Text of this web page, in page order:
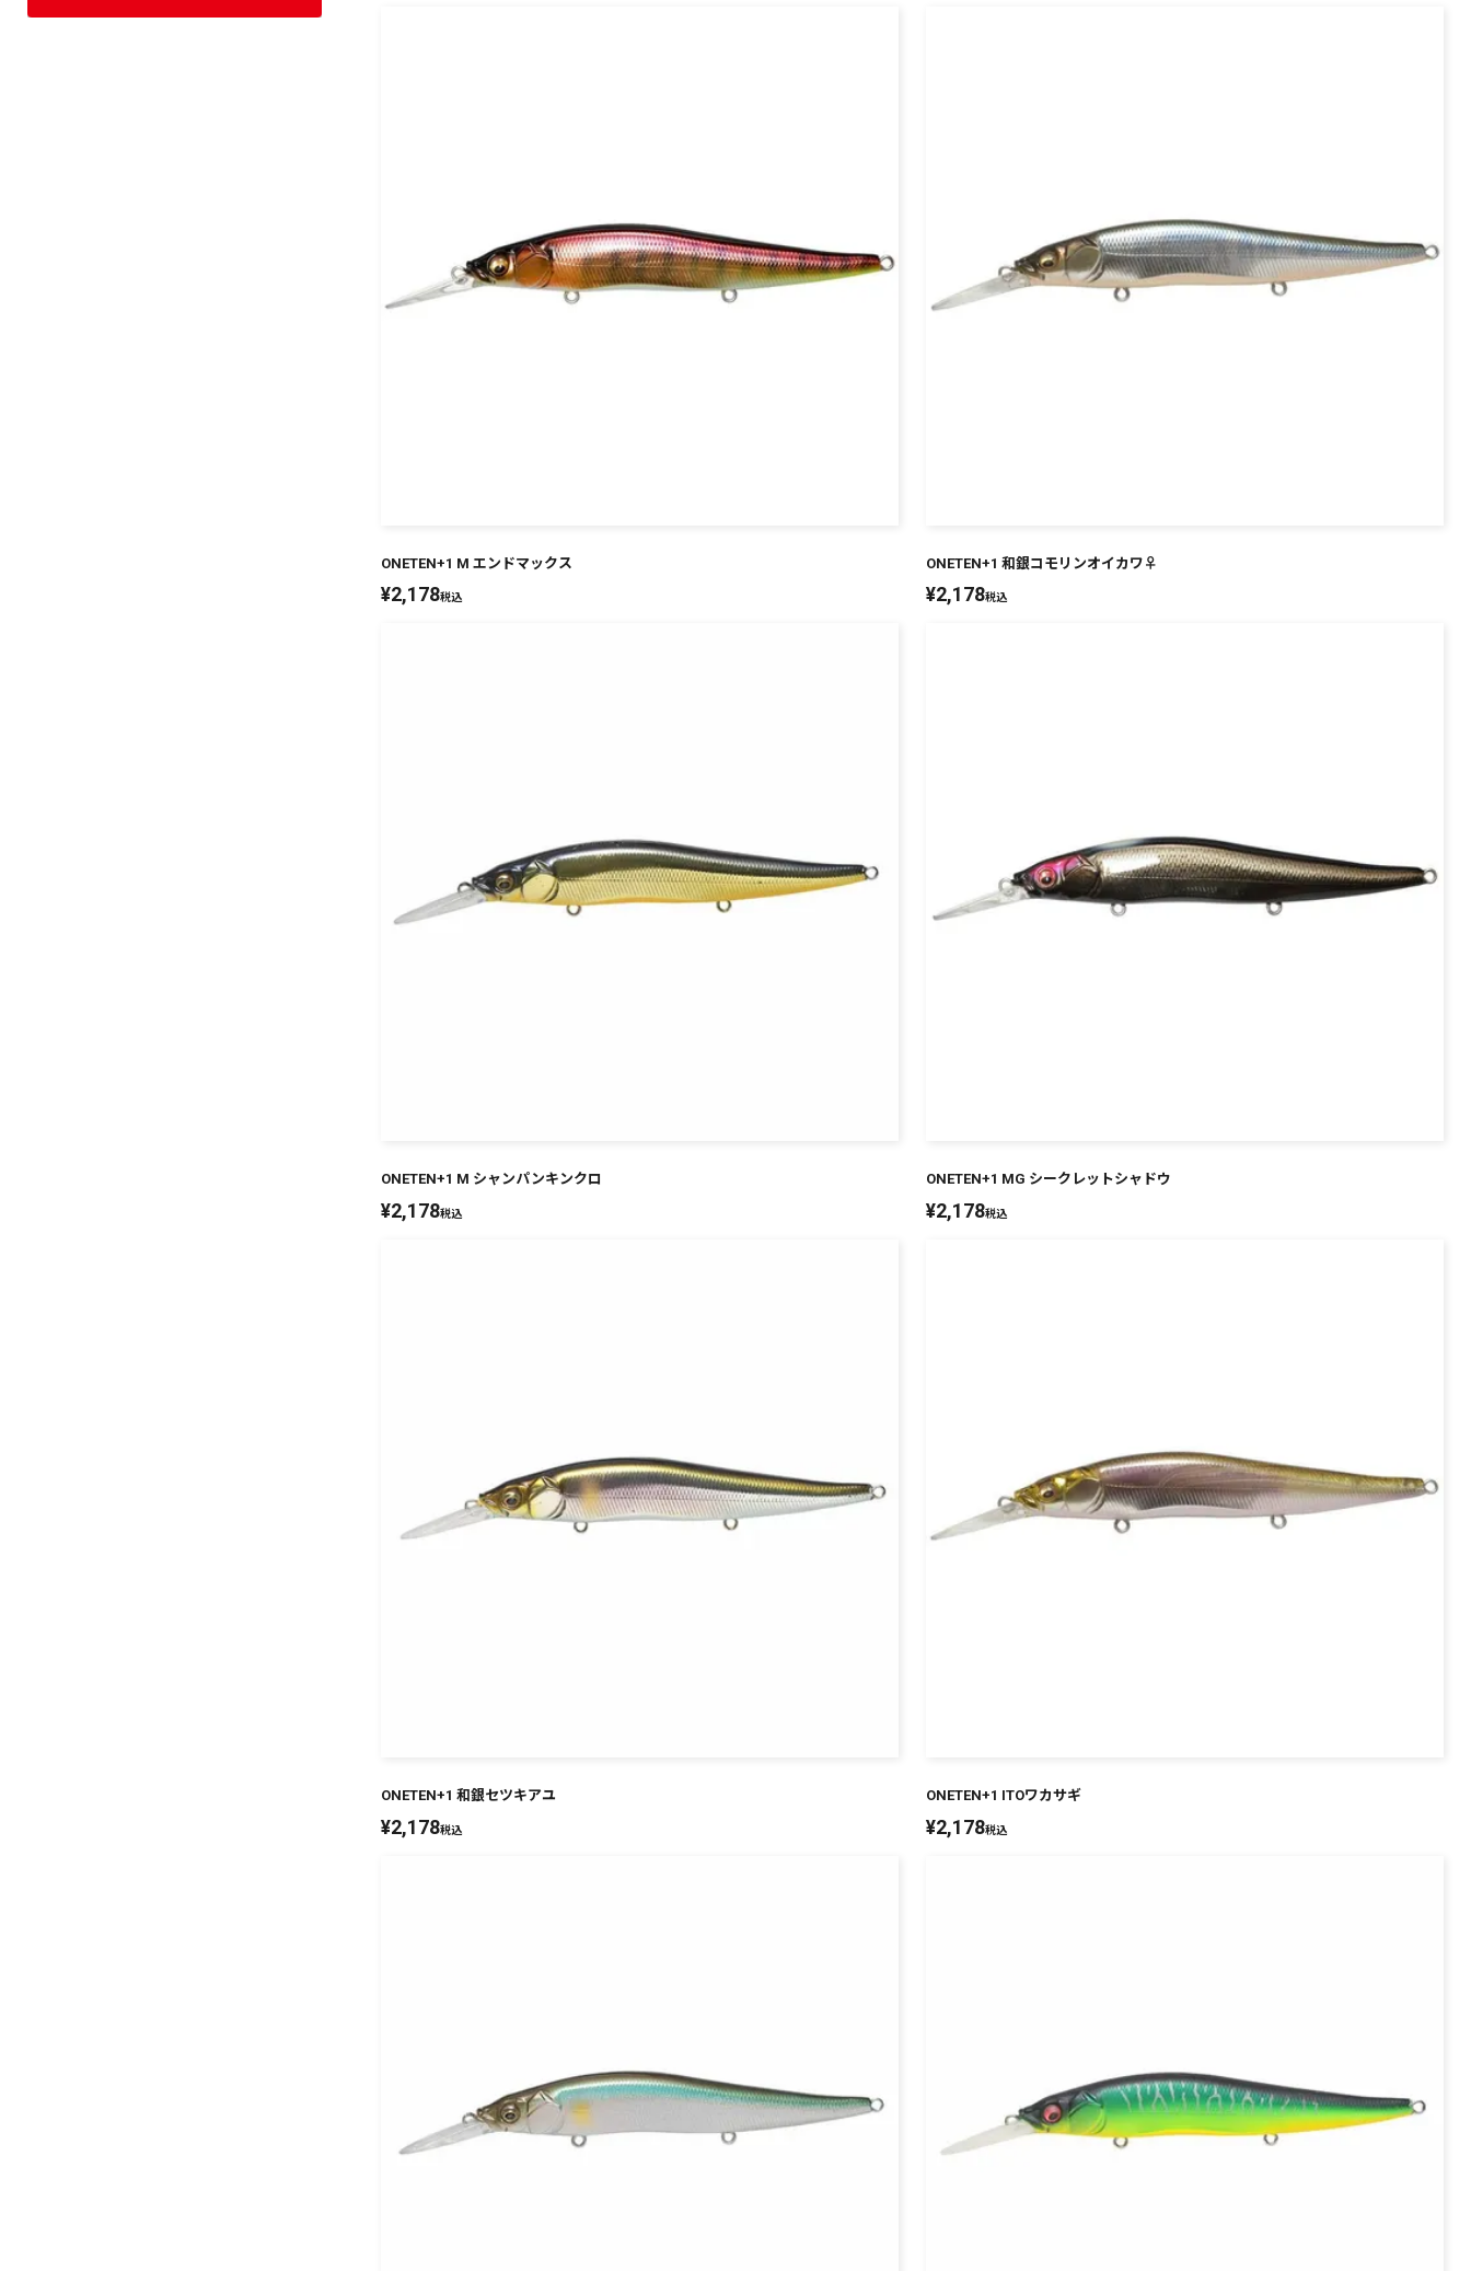
ONETEN+1 M エンドマックス
¥2,178税込
ONETEN+1 和銀コモリンオイカワ♀
¥2,178税込
ONETEN+1 M シャンパンキンクロ
¥2,178税込
ONETEN+1 MG シークレットシャドウ
¥2,178税込
ONETEN+1 和銀セツキアユ
¥2,178税込
ONETEN+1 ITOワカサギ
¥2,178税込